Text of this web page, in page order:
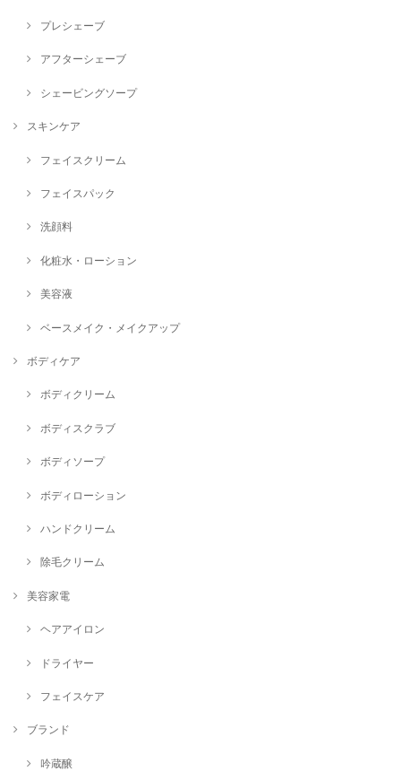
プレシェーブ
アフターシェーブ
シェービングソープ
スキンケア
フェイスクリーム
フェイスパック
洗顔料
化粧水・ローション
美容液
ベースメイク・メイクアップ
ボディケア
ボディクリーム
ボディスクラブ
ボディソープ
ボディローション
ハンドクリーム
除毛クリーム
美容家電
ヘアアイロン
ドライヤー
フェイスケア
ブランド
吟蔵醸